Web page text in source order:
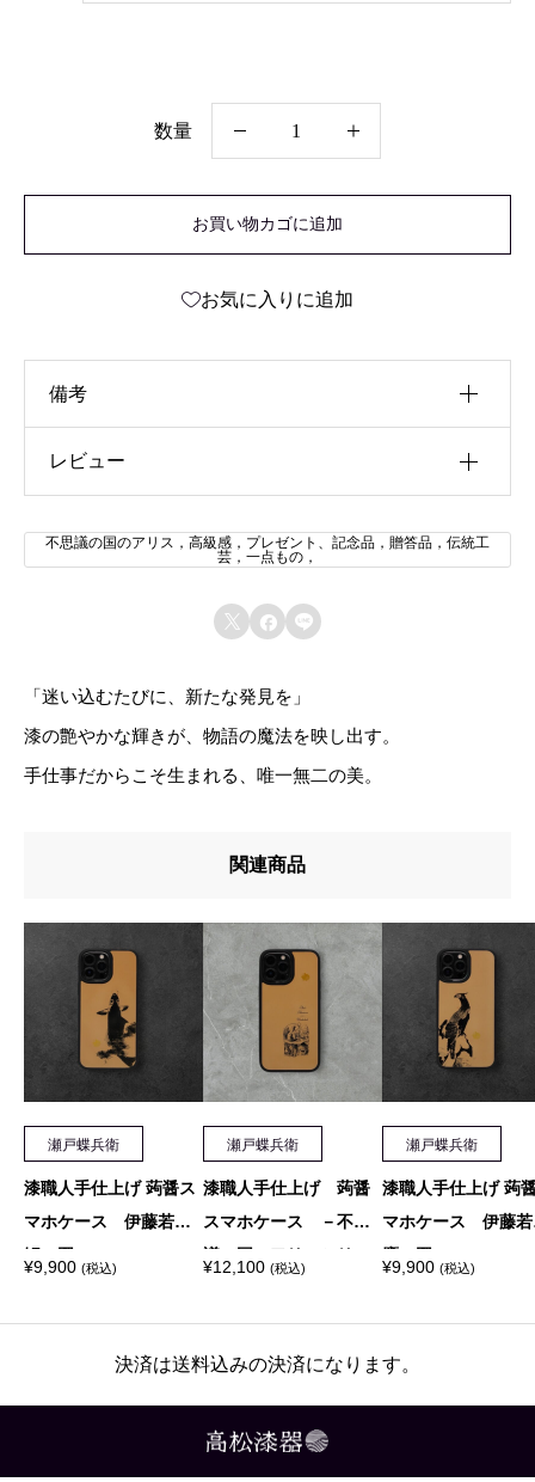
数量
人
仕
醤
ス
マ
ホ
ケ
思
の
の
ア
リ
ス
シ
リ
チ
ェ
シ
お買い物カゴに追加
お気に入りに追加
備考
機種
iphone13, iphone13mini, iphone13Pro,
iphone15Plus, iphone15Pro, iphone15Pro max,
iphone16, iphone16Plus, iphone16Pro,
信欄に記入・要相談）, SAMSUNG, Galaxy S23,
Galaxy S24, Galaxy S25, Galaxy A23, Galaxy A24,
談）, XiaoMi, Redmi 12, Redmi 14T, Redmiその他
入・要相談）
レビュー
レビュー投稿には、会員登録が必要です。
会員登録する
不思議の国のアリス，高級感，プレゼント、記念品，贈答品，伝統工
芸，一点もの，
  
「迷い込むたびに、新たな発見を」
漆の艶やかな輝きが、物語の魔法を映し出す。
手仕事だからこそ生まれる、唯一無二の美。
関連商品
瀬戸蝶兵衛
漆職人手仕上げ 蒟醤ス
マホケース 伊藤若冲
鯉の図
¥9,900 (税込)
瀬戸蝶兵衛
漆職人手仕上げ 蒟醤
スマホケース －不思
議の国のアリスシリー
¥12,100 (税込)
瀬戸蝶兵衛
漆職人手仕上げ 蒟
マホケース 伊藤若
鷹の図
¥9,900 (税込)
決済は送料込みの決済になります。